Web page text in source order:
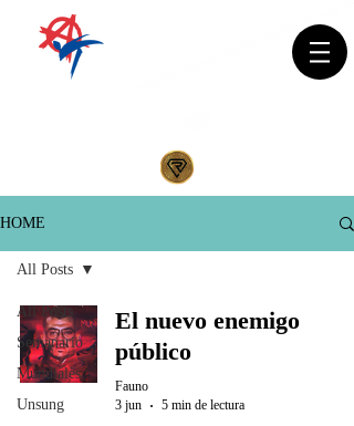
HOME
All Posts
Semanario
Mundiales
Unsung
All Posts
El nuevo enemigo
público
Fauno
3 jun
5 min de lectura